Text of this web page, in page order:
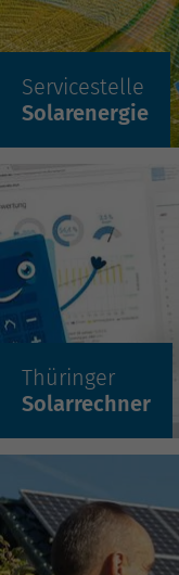
Servicestelle
Solarenergie
Thüringer
Solarrechner